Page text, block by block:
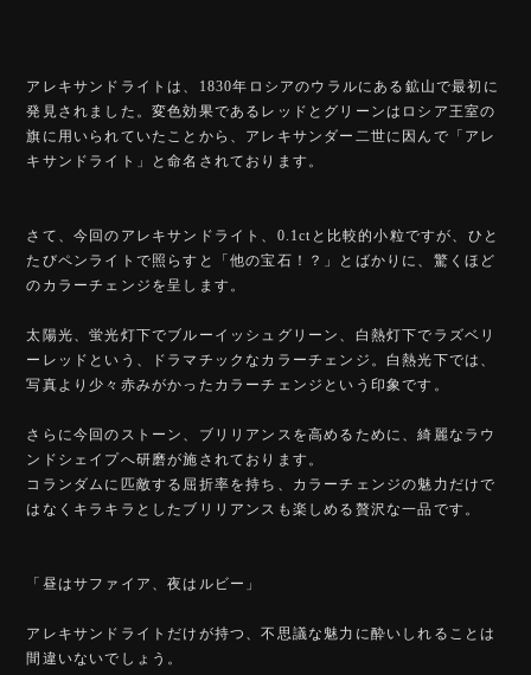
アレキサンドライトは、1830年ロシアのウラルにある鉱山で最初に
発見されました。変色効果であるレッドとグリーンはロシア王室の
旗に用いられていたことから、アレキサンダー二世に因んで「アレ
キサンドライト」と命名されております。
さて、今回のアレキサンドライト、0.1ctと比較的小粒ですが、ひと
たびペンライトで照らすと「他の宝石！？」とばかりに、驚くほど
のカラーチェンジを呈します。
太陽光、蛍光灯下でブルーイッシュグリーン、白熱灯下でラズベリ
ーレッドという、ドラマチックなカラーチェンジ。白熱光下では、
写真より少々赤みがかったカラーチェンジという印象です。
さらに今回のストーン、ブリリアンスを高めるために、綺麗なラウ
ンドシェイプへ研磨が施されております。
コランダムに匹敵する屈折率を持ち、カラーチェンジの魅力だけで
はなくキラキラとしたブリリアンスも楽しめる贅沢な一品です。
「昼はサファイア、夜はルビー」
アレキサンドライトだけが持つ、不思議な魅力に酔いしれることは
間違いないでしょう。